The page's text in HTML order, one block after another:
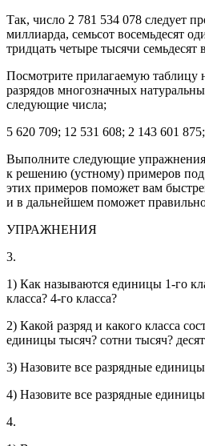
Так, число 2 781 534 078 следует
миллиарда, семьсот восемьдесят
тридцать четыре тысячи семьдесят
Посмотрите прилагаемую таблицу
разрядов многозначных
следующие числа;
5 620 709; 12 531 608; 2 143 601
Выполните следующие
к решению (устному) примеров
этих примеров поможет вам
и в дальнейшем поможет
УПРАЖНЕНИЯ
3.
1) Как называются единицы 1-го
класса? 4-го класса?
2) Какой разряд и какого класса
единицы тысяч? сотни тысяч?
3) Назовите все разрядные единицы
4) Назовите все разрядные единицы
4.